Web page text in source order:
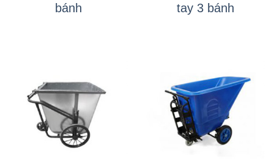
bánh
tay 3 bánh